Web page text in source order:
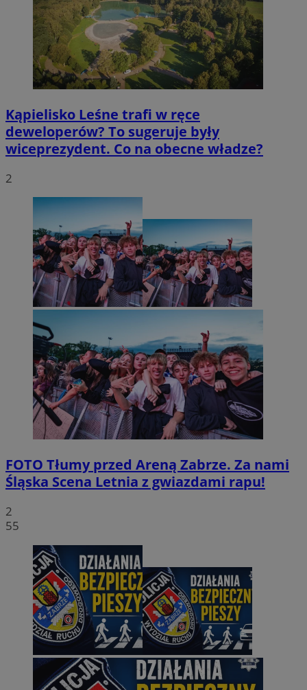
Kąpielisko Leśne trafi w ręce
deweloperów? To sugeruje były
wiceprezydent. Co na obecne władze?
2
FOTO Tłumy przed Areną Zabrze. Za nami
Śląska Scena Letnia z gwiazdami rapu!
2
55